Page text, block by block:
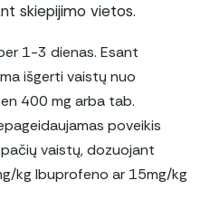
skiepijimo vietos.
1-3 dienas. Esant
išgerti vaistų nuo
400 mg arba tab.
poveikis
vaistų, dozuojant
kg Ibuprofeno ar 15mg/kg